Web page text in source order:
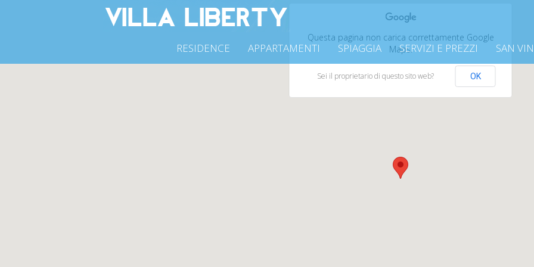
SAN
SERVIZI E PREZZI
SPIAGGIA
APPARTAMENTI
RESIDENCE
Questa pagina non carica correttamente Google
Maps.
Sei il proprietario di questo sito web? OK